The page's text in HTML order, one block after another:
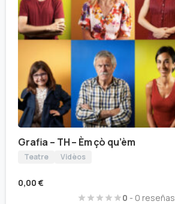
Grafia – TH – Èm çò qu’èm
Teatre Vidèos
0,00 €
0 - 0 reseñas